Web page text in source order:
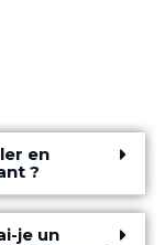
en
?
je un